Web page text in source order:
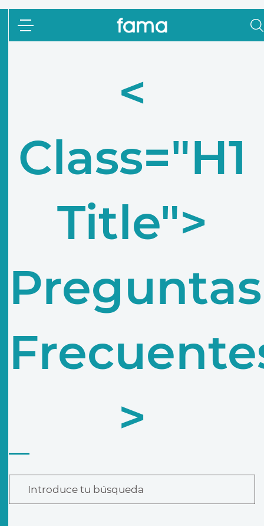
<
Class="h1
Title">
Preguntas
>
Introduce tu búsqueda